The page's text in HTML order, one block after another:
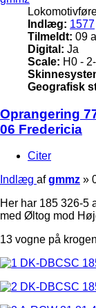
Indlæg: 1577
Tilmeldt: 09
Digital: Ja
Scale: H0 -
Geografisk
Oprangering
06 Fredericia
Citer
Indlæg afgmmz »
Her har 185 326-5
med Øltog mod
13 vogne på krogen